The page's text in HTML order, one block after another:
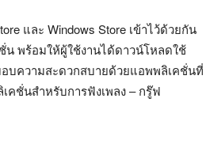
และ Windows Store เข้าไว้ด้วยกัน
พร้อมให้ผู้ใช้งานได้ดาวน์โหลดใช้
บความสะดวกสบายด้วยแอพพลิเคชั่นที่
คชั่นสำหรับการฟังเพลง – กรู๊ฟ